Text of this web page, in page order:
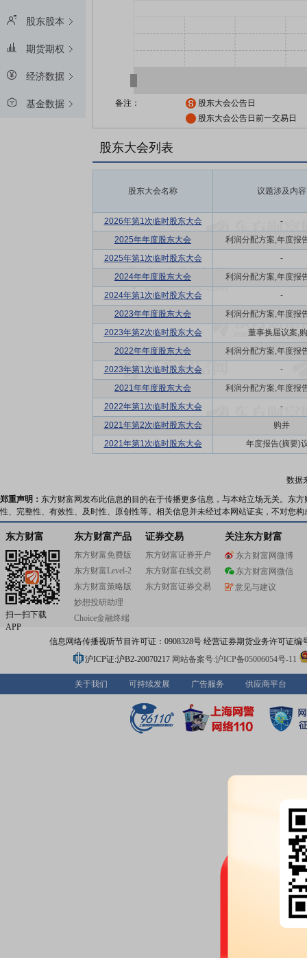
股东股本
期货期权
经济数据
基金数据 备注：
股东大会公告日
股东大会公告日前一交易日
股东大会列表
股东大会名称 议题涉及内容
2026年第1次临时股东大会
-
2025年年度股东大会
利润分配方案,年度报
2025年第1次临时股东大会
-
2024年年度股东大会
利润分配方案,年度报
2024年第1次临时股东大会
-
2023年年度股东大会
利润分配方案,年度报
2023年第2次临时股东大会
董事换届议案,
2022年年度股东大会
利润分配方案,年度报
2023年第1次临时股东大会
-
2021年年度股东大会
利润分配方案,年度报
2022年第1次临时股东大会
-
2021年第2次临时股东大会
购并
2021年第1次临时股东大会
年度报告(摘要)
数据
郑重声明： 东方财富网发布此信息的目的在于传播更多信息，与本站立场无关。东
性、完整性、有效性、及时性、原创性等。相关信息并未经过本网站证实，不对您
东方财富
扫一扫下载
APP
东方财富产品
东方财富免费版
东方财富Level-2
东方财富策略版
妙想投研助理
Choice金融终端
证券交易
东方财富证券开户
东方财富在线交易
东方财富证券交易
关注东方财富
东方财富网微博
东方财富网微信
意见与建议
信息网络传播视听节目许可证：0908328号 经营证券期货业务许可证编
沪ICP证:沪B2-20070217 网站备案号:沪ICP备05006054号-11
关于我们 可持续发展 广告服务 供应商平台